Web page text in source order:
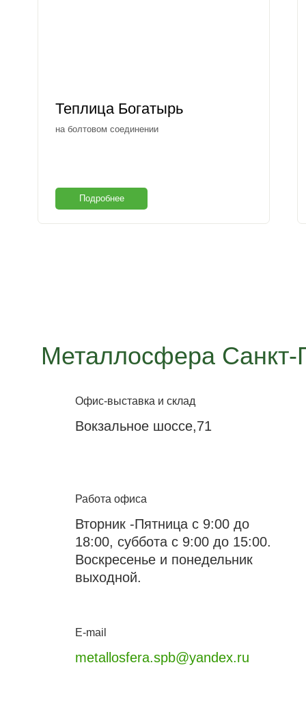
Теплица Богатырь
на болтовом соединении
Подробнее
Металлосфера Санкт-
Офис-выставка и склад
Вокзальное шоссе,71
Работа офиса
Вторник -Пятница с 9:00 до
18:00, суббота с 9:00 до 15:00.
Воскресенье и понедельник
выходной.
E-mail
metallosfera.spb@yandex.ru